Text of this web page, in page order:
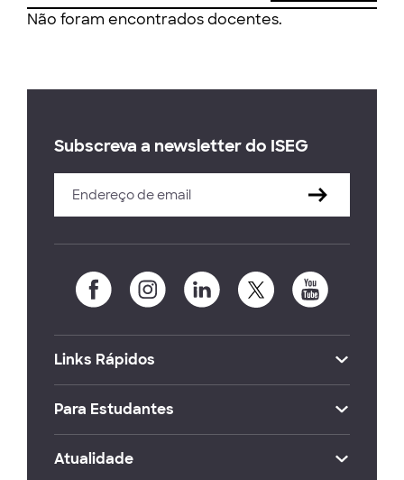
Não foram encontrados docentes.
Subscreva a newsletter do ISEG
Links Rápidos
Para Estudantes
Atualidade